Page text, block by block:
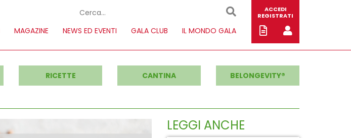
MAGAZINE NEWS ED EVENTI GALA CLUB IL MONDO GALA
ACCEDI
REGISTRATI
RICETTE CANTINA BELONGEVITY®
LEGGI ANCHE